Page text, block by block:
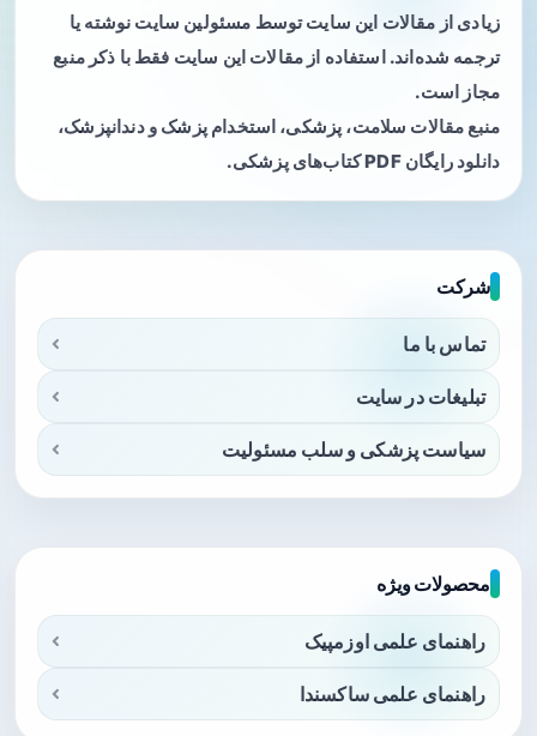
زیادی از مقالات این سایت توسط مسئولین سایت نوشته یا
ترجمه شده‌اند. استفاده از مقالات این سایت فقط با ذکر منبع
مجاز است.
منبع مقالات سلامت، پزشکی، استخدام پزشک و دندانپزشک،
دانلود رایگان PDF کتاب‌های پزشکی.
شرکت
تماس با ما
تبلیغات در سایت
سیاست پزشکی و سلب مسئولیت
محصولات ویژه
راهنمای علمی اوزمپیک
راهنمای علمی ساکسندا